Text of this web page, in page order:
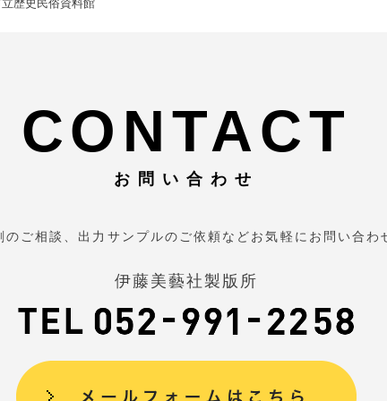
歴史民俗資料館
CONTACT
お問い合わせ
のご相談、出力サンプルのご依頼などお気軽にお問い合わ
伊藤美藝社製版所